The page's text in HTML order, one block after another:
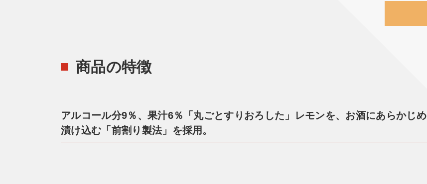
商品の特徴
アルコール分9％、果汁6％「丸ごとすりおろした」レモンを、お酒にあらかじめ
漬け込む「前割り製法」を採用。